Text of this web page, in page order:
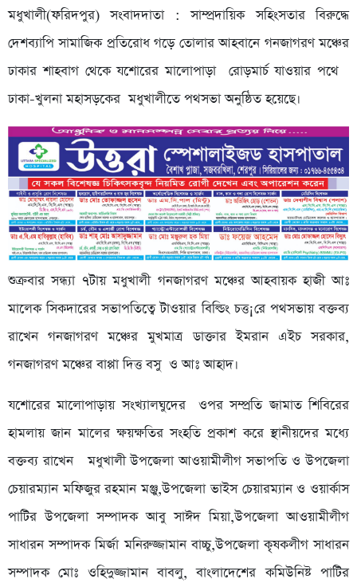
মধুখালী(ফরিদপুর) সংবাদদাতা : সাম্প্রদায়িক সহিংসতার বিরুদ্ধে
দেশব্যাপি সামাজিক প্রতিরোধ গড়ে তোলার আহবানে গনজাগরণ মঞ্চের
ঢাকার শাহবাগ থেকে যশোরের মালোপাড়া রোড়মার্চ যাওয়ার পথে
ঢাকা-খুলনা মহাসড়কের মধুখালীতে পথসভা অনুষ্ঠিত হয়েছে।
শুক্রবার সন্ধ্যা ৭টায় মধুখালী গনজাগরণ মঞ্চের আহবায়ক হাজী আঃ
মালেক সিকদারের সভাপতিত্বে টাওয়ার বিল্ডিং চত্ত¡রে পথসভায় বক্তব্য
রাখেন গনজাগরণ মঞ্চের মুখমাত্র ডাক্তার ইমরান এইচ সরকার,
গনজাগরণ মঞ্চের বাপ্পা দিত্ত বসু ও আঃ আহাদ।
যশোরের মালোপাড়ায় সংখ্যালঘুদের ওপর সম্প্রতি জামাত শিবিরের
হামলায় জান মালের ক্ষয়ক্ষতির সংহতি প্রকাশ করে স্থানীয়দের মধ্যে
বক্তব্য রাখেন মধুখালী উপজেলা আওয়ামীলীগ সভাপতি ও উপজেলা
চেয়ারম্যান মফিজুর রহমান মঞ্জু,উপজেলা ভাইস চেয়ারম্যান ও ওয়ার্কাস
পাটির উপজেলা সম্পাদক আবু সাঈদ মিয়া,উপজেলা আওয়ামীলীগ
সাধারন সম্পাদক মির্জা মনিরুজ্জামান বাচ্চু,উপজেলা কৃষকলীগ সাধারন
সম্পাদক মোঃ ওহিদুজ্জামান বাবলু, বাংলাদেশের কমিউনিষ্ট পাটির